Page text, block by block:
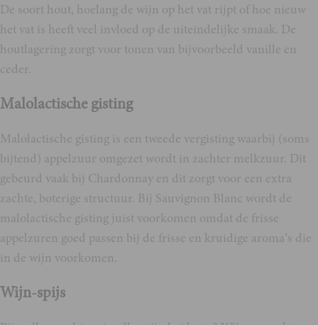
De soort hout, hoelang de wijn op het vat rijpt of hoe nieuw
het vat is heeft veel invloed op de uiteindelijke smaak. De
houtlagering zorgt voor tonen van bijvoorbeeld vanille en
ceder.
Malolactische gisting
Malolactische gisting is een tweede vergisting waarbij (soms
bijtend) appelzuur omgezet wordt in zachter melkzuur. Dit
gebeurd vaak bij Chardonnay en dit zorgt voor een extra
zachte, boterige structuur. Bij Sauvignon Blanc wordt de
malolactische gisting juist voorkomen omdat de frisse
appelzuren goed passen bij de frisse en kruidige aroma’s die
in de wijn voorkomen.
Wijn-spijs